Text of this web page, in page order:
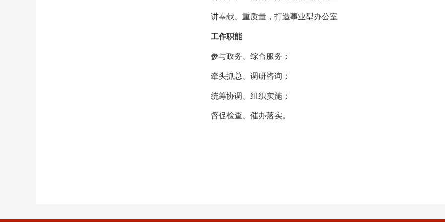
讲奉献、重质量，打造事业型办公室
工作职能
参与政务、综合服务；
牵头抓总、调研咨询；
统筹协调、组织实施；
督促检查、催办落实。